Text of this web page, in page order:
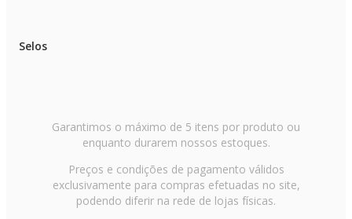
Selos
Garantimos o máximo de 5 itens por produto ou
enquanto durarem nossos estoques.
Preços e condições de pagamento válidos
exclusivamente para compras efetuadas no site,
podendo diferir na rede de lojas físicas.